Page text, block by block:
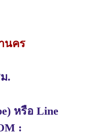
นคร
.
หรือ Line
: